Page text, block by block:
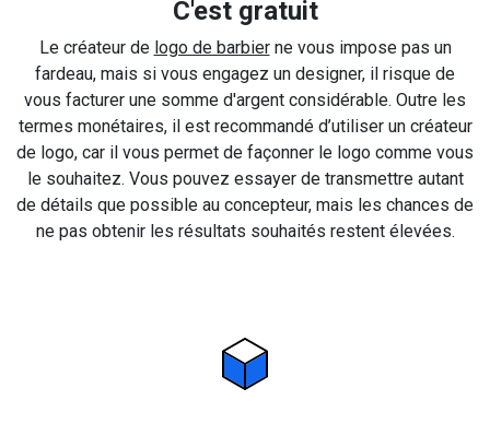
C'est gratuit
Le créateur de logo de barbierne vous impose pas un
fardeau, mais si vous engagez un designer, il risque de
vous facturer une somme d'argent considérable. Outre les
termes monétaires, il est recommandé d’utiliser un créateur
de logo, car il vous permet de façonner le logo comme vous
le souhaitez. Vous pouvez essayer de transmettre autant
de détails que possible au concepteur, mais les chances de
ne pas obtenir les résultats souhaités restent élevées.